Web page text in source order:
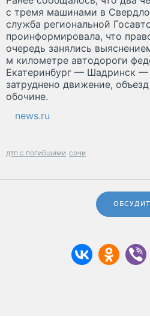
с тремя машинами в
служба региональной
проинформировала, что
очередь занялись
м километре автодороги
Екатеринбург — Шадринск —
затруднено движение,
обочине.
news.ru
дтп с погибшими сочи